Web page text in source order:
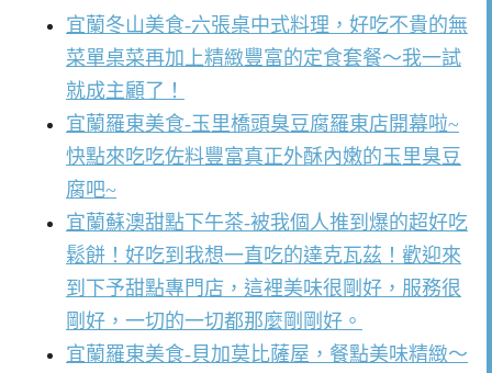
宜蘭冬山美食-六張桌中式料理，好吃不貴的無
菜單桌菜再加上精緻豐富的定食套餐～我一試
就成主顧了！
宜蘭羅東美食-玉里橋頭臭豆腐羅東店開幕啦~
快點來吃吃佐料豐富真正外酥內嫩的玉里臭豆
腐吧~
宜蘭蘇澳甜點下午茶-被我個人推到爆的超好吃
鬆餅！好吃到我想一直吃的達克瓦茲！歡迎來
到下予甜點專門店，這裡美味很剛好，服務很
剛好，一切的一切都那麼剛剛好。
宜蘭羅東美食-貝加莫比薩屋，餐點美味精緻～